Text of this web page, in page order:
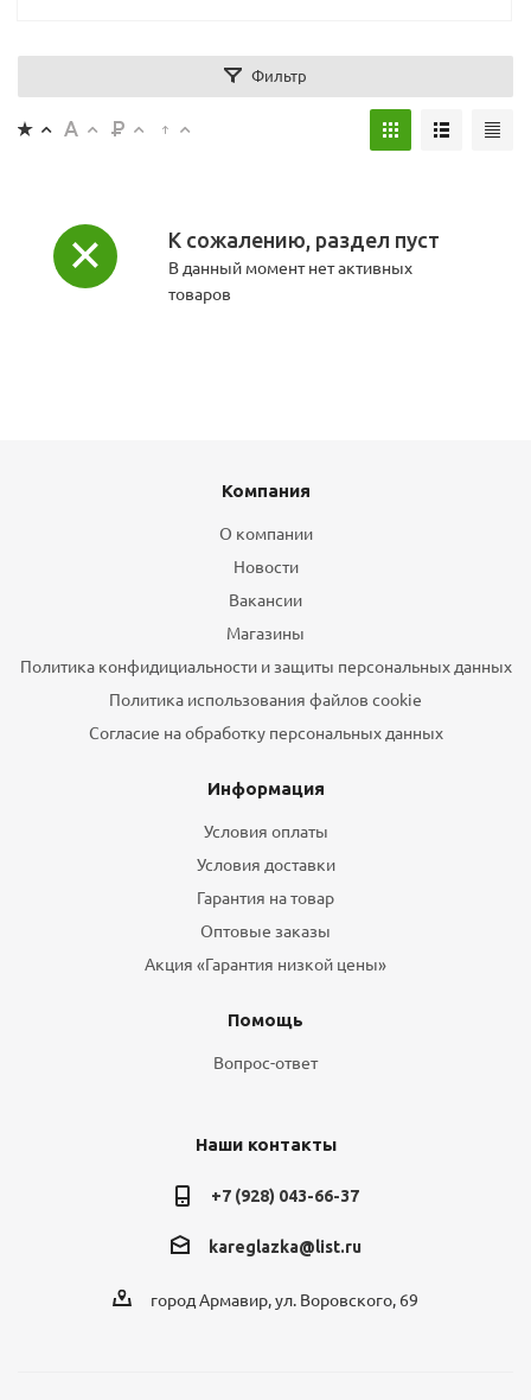
Фильтр
К сожалению, раздел пуст
В данный момент нет активных
товаров
Компания
О компании
Новости
Вакансии
Магазины
Политика конфидициальности и защиты персональных данных
Политика использования файлов cookie
Согласие на обработку персональных данных
Информация
Условия оплаты
Условия доставки
Гарантия на товар
Оптовые заказы
Акция «Гарантия низкой цены»
Помощь
Вопрос-ответ
Наши контакты
+7 (928) 043-66-37
kareglazka@list.ru
город Армавир, ул. Воровского, 69